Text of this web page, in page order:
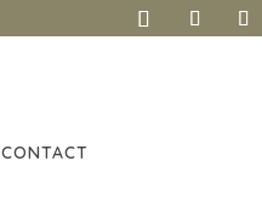
CONTACT